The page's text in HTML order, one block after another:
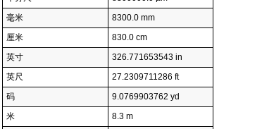
毫米
8300.0 mm
厘米
830.0 cm
英寸
326.771653543 in
英尺
27.2309711286 ft
码
9.0769903762 yd
米
8.3 m